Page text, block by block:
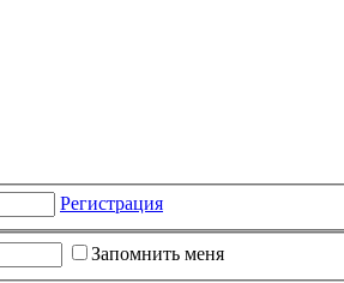
Регистрация
Запомнить меня